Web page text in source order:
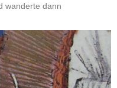
wanderte dann